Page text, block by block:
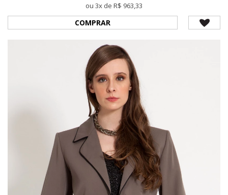
ou 3x de R$ 963,33
COMPRAR